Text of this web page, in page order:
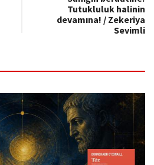
Tutukluluk halinin
devamına! / Zekeriya
Sevimli